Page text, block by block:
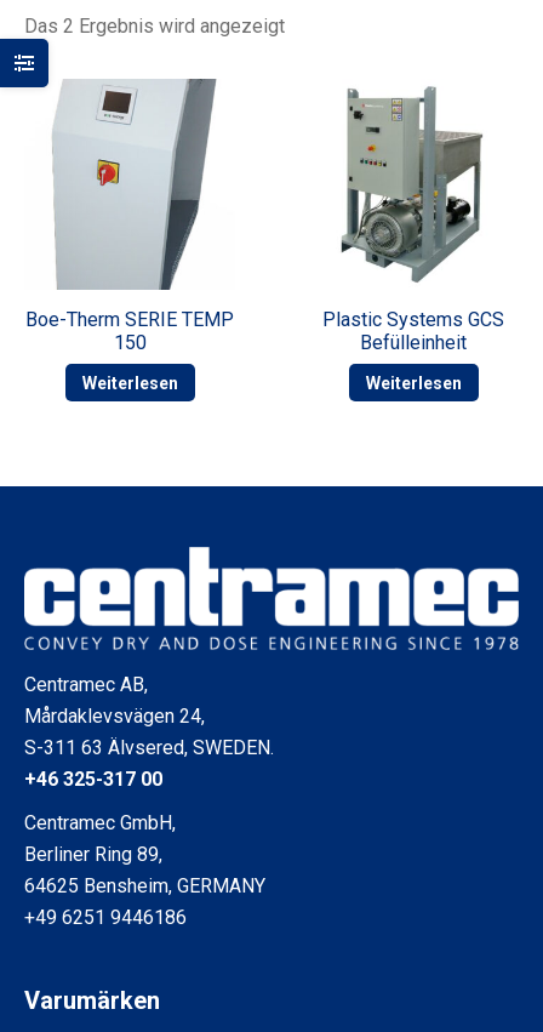
Das 2 Ergebnis wird angezeigt
Boe-Therm SERIE TEMP
150
Weiterlesen
Plastic Systems GCS
Befülleinheit
Weiterlesen
Centramec AB,
Mårdaklevsvägen 24,
S-311 63 Älvsered, SWEDEN.
+46 325-317 00
Centramec GmbH,
Berliner Ring 89,
64625 Bensheim, GERMANY
+49 6251 9446186
Varumärken